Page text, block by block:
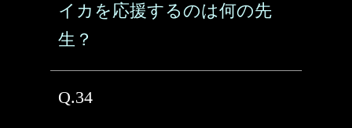
イカを応援するのは何の先
生？
Q.34